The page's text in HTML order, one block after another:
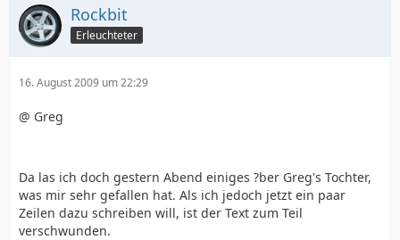
Rockbit
Erleuchteter
16. August 2009 um 22:29
@ Greg
Da las ich doch gestern Abend einiges ?ber Greg's Tochter,
was mir sehr gefallen hat. Als ich jedoch jetzt ein paar
Zeilen dazu schreiben will, ist der Text zum Teil
verschwunden.